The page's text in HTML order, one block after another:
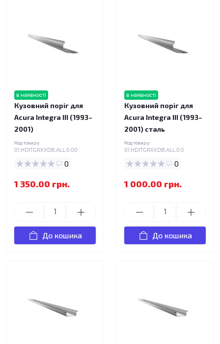
в наявності
Кузовний поріг для
Acura Integra III (1993–
2001)
Код товару:
01.HDITGRXXDB.ALL.0.00
0
1 350.00 грн.
До кошика
в наявності
Кузовний поріг для
Acura Integra III (1993–
2001) сталь
Код товару:
01.HDITGRXXDB.ALL.0.0
0
1 000.00 грн.
До кошика